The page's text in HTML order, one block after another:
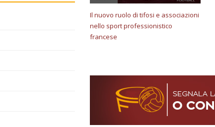
Il nuovo ruolo di tifosi e associazioni
nello sport professionistico
francese